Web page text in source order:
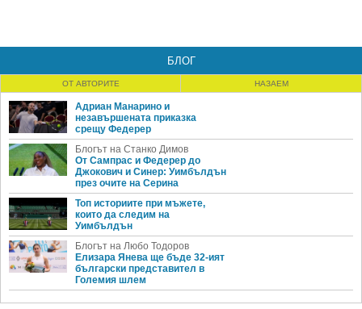
БЛОГ
ОТ АВТОРИТЕ НАЗАЕМ
Адриан Манарино и
незавършената приказка
срещу Федерер
Блогът на Станко Димов
От Сампрас и Федерер до
Джокович и Синер: Уимбълдън
през очите на Серина
Топ историите при мъжете,
които да следим на
Уимбълдън
Блогът на Любо Тодоров
Елизара Янева ще бъде 32-ият
български представител в
Големия шлем